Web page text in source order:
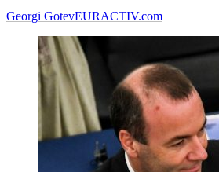
Georgi GotevEURACTIV.com